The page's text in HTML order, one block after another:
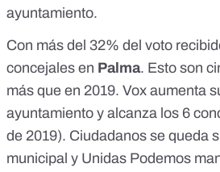
ayuntamiento.
Con más del 32% del voto
concejales en Palma. Esto son
más que en 2019. Vox aumenta
ayuntamiento y alcanza los 6
de 2019). Ciudadanos se queda
municipal y Unidas Podemos